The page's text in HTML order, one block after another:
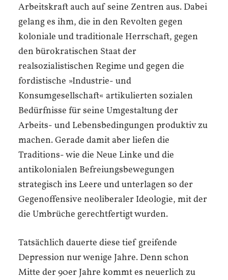
Arbeitskraft auch auf seine Zentren aus. Dabei
gelang es ihm, die in den Revolten gegen
koloniale und traditionale Herrschaft, gegen
den bürokratischen Staat der
realsozialistischen Regime und gegen die
fordistische »Industrie- und
Konsumgesellschaft« artikulierten sozialen
Bedürfnisse für seine Umgestaltung der
Arbeits- und Lebensbedingungen produktiv zu
machen. Gerade damit aber liefen die
Traditions- wie die Neue Linke und die
antikolonialen Befreiungsbewegungen
strategisch ins Leere und unterlagen so der
Gegenoffensive neoliberaler Ideologie, mit der
die Umbrüche gerechtfertigt wurden.
Tatsächlich dauerte diese tief greifende
Depression nur wenige Jahre. Denn schon
Mitte der 90er Jahre kommt es neuerlich zu